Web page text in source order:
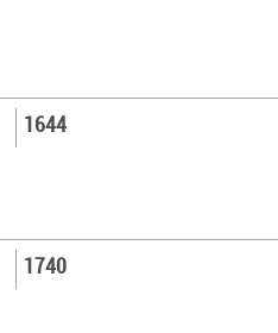
1644
1740